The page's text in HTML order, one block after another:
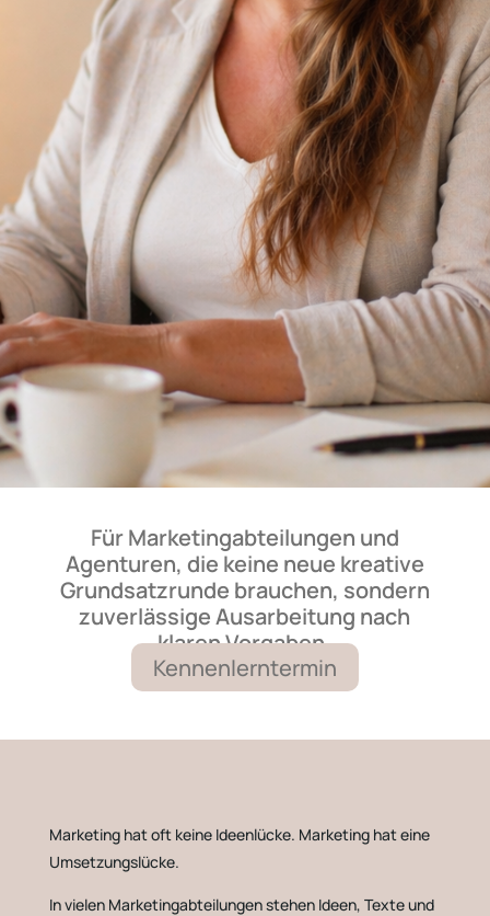
Für Marketingabteilungen und
Agenturen, die keine neue kreative
Grundsatzrunde brauchen, sondern
zuverlässige Ausarbeitung nach
klaren Vorgaben.
Kennenlerntermin
Marketing hat oft keine Ideenlücke. Marketing hat eine
Umsetzungslücke.
In vielen Marketingabteilungen stehen Ideen, Texte und